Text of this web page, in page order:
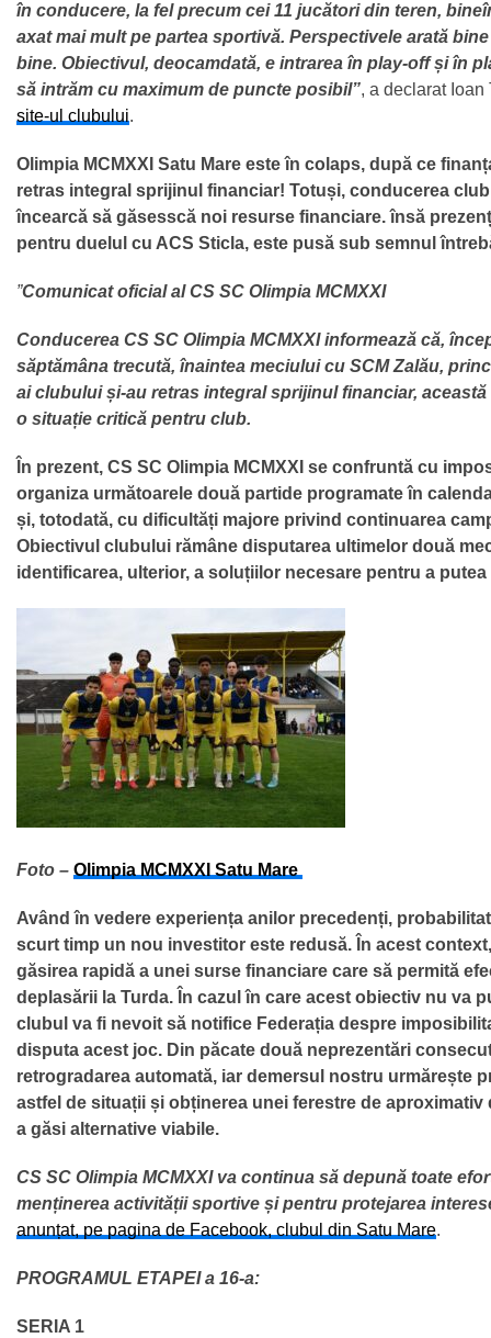
în conducere, la fel precum cei 11 jucători din teren,
axat mai mult pe partea sportivă. Perspectivele arată
bine. Obiectivul, deocamdată, e intrarea în play-off și în
să intrăm cu maximum de puncte posibil”, a declarat Ioan
site-ul clubului.
Olimpia MCMXXI Satu Mare este în colaps, după ce
retras integral sprijinul financiar! Totuși, conducerea
încearcă să găsesscă noi resurse financiare. însă
pentru duelul cu ACS Sticla, este pusă sub semnul
”Comunicat oficial al CS SC Olimpia MCMXXI
Conducerea CS SC Olimpia MCMXXI informează că,
săptămâna trecută, înaintea meciului cu SCM Zalău,
ai clubului și-au retras integral sprijinul financiar,
o situație critică pentru club.
În prezent, CS SC Olimpia MCMXXI se confruntă cu
organiza următoarele două partide programate în
și, totodată, cu dificultăți majore privind continuarea
Obiectivul clubului rămâne disputarea ultimelor două
identificarea, ulterior, a soluțiilor necesare pentru a
Foto – Olimpia MCMXXI Satu Mare
Având în vedere experiența anilor precedenți,
scurt timp un nou investitor este redusă. În acest
găsirea rapidă a unei surse financiare care să permită
deplasării la Turda. În cazul în care acest obiectiv nu va
clubul va fi nevoit să notifice Federația despre
disputa acest joc. Din păcate două neprezentări
retrogradarea automată, iar demersul nostru urmărește
astfel de situații și obținerea unei ferestre de
a găsi alternative viabile.
CS SC Olimpia MCMXXI va continua să depună toate
menținerea activității sportive și pentru protejarea
anunțat, pe pagina de Facebook, clubul din Satu Mare.
PROGRAMUL ETAPEI a 16-a:
SERIA 1